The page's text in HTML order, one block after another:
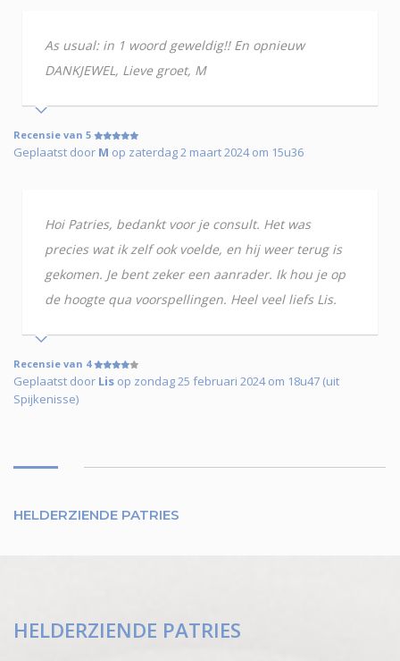
As usual: in 1 woord geweldig!! En opnieuw
DANKJEWEL, Lieve groet, M
Recensie van 5
Geplaatst door M op zaterdag 2 maart 2024 om 15u36
Hoi Patries, bedankt voor je consult. Het was
precies wat ik zelf ook voelde, en hij weer terug is
gekomen. Je bent zeker een aanrader. Ik hou je op
de hoogte qua voorspellingen. Heel veel liefs Lis.
Recensie van 4
Geplaatst door Lis op zondag 25 februari 2024 om 18u47 (uit
Spijkenisse)
HELDERZIENDE PATRIES
HELDERZIENDE PATRIES